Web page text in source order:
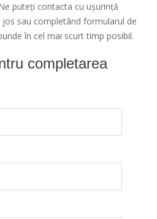
puteți contacta cu ușurință
sau completând formularul de
în cel mai scurt timp posibil.
completarea